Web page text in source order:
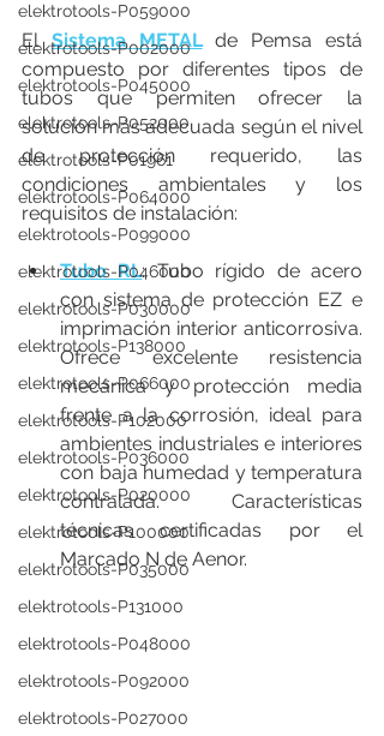
elektrotools-P059000
elektrotools-P002000
elektrotools-P045000
elektrotools-P052000
elektrotools-P01961
elektrotools-P064000
elektrotools-P099000
elektrotools-P046000
elektrotools-P030000
elektrotools-P138000
elektrotools-P066000
elektrotools-P102000
elektrotools-P036000
elektrotools-P020000
elektrotools-P100000
elektrotools-P035000
elektrotools-P131000
elektrotools-P048000
elektrotools-P092000
elektrotools-P027000
El Sistema METAL de Pemsa está
compuesto por diferentes tipos de
tubos que permiten ofrecer la
solución más adecuada según el nivel
de protección requerido, las
condiciones ambientales y los
requisitos de instalación:
Tubo RL: Tubo rígido de acero
con sistema de protección EZ e
imprimación interior anticorrosiva.
Ofrece excelente resistencia
mecánica y protección media
frente a la corrosión, ideal para
ambientes industriales e interiores
con baja humedad y temperatura
contralada. Características
técnicas certificadas por el
Marcado N de Aenor.